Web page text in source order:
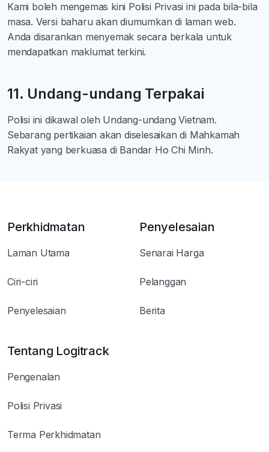
Kami boleh mengemas kini Polisi Privasi ini pada bila-bila
masa. Versi baharu akan diumumkan di laman web.
Anda disarankan menyemak secara berkala untuk
mendapatkan maklumat terkini.
11. Undang-undang Terpakai
Polisi ini dikawal oleh Undang-undang Vietnam.
Sebarang pertikaian akan diselesaikan di Mahkamah
Rakyat yang berkuasa di Bandar Ho Chi Minh.
Perkhidmatan
Laman Utama
Ciri-ciri
Penyelesaian
Penyelesaian
Senarai Harga
Pelanggan
Berita
Tentang Logitrack
Pengenalan
Polisi Privasi
Terma Perkhidmatan